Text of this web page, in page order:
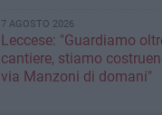
7 AGOSTO 2026
Leccese: "Guardiamo
cantiere, stiamo
via Manzoni di domani"